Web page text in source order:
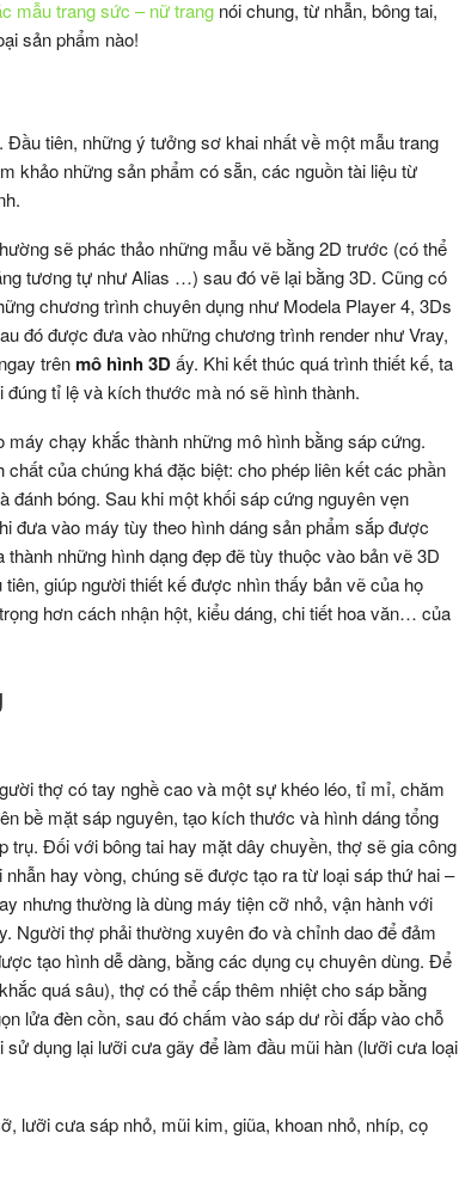
mẫu trang sức – nữ trang nói chung, từ nhẫn, bông tai,
sản phẩm nào!
. Đầu tiên, những ý tưởng sơ khai nhất về một mẫu trang
khảo những sản phẩm có sẵn, các nguồn tài liệu từ
sẽ phác thảo những mẫu vẽ bằng 2D trước (có thể
tương tự như Alias …) sau đó vẽ lại bằng 3D. Cũng có
chương trình chuyên dụng như Modela Player 4, 3Ds
đó được đưa vào những chương trình render như Vray,
trênmô hình 3Dấy. Khi kết thúc quá trình thiết kế, ta
đúng tỉ lệ và kích thước mà nó sẽ hình thành.
chạy khắc thành những mô hình bằng sáp cứng.
của chúng khá đặc biệt: cho phép liên kết các phần
đánh bóng. Sau khi một khối sáp cứng nguyên vẹn
đưa vào máy tùy theo hình dáng sản phẩm sắp được
những hình dạng đẹp đẽ tùy thuộc vào bản vẽ 3D
giúp người thiết kế được nhìn thấy bản vẽ của họ
hơn cách nhận hột, kiểu dáng, chi tiết hoa văn… của
thợ có tay nghề cao và một sự khéo léo, tỉ mỉ, chăm
bề mặt sáp nguyên, tạo kích thước và hình dáng tổng
trụ. Đối với bông tai hay mặt dây chuyền, thợ sẽ gia công
hay vòng, chúng sẽ được tạo ra từ loại sáp thứ hai –
nhưng thường là dùng máy tiện cỡ nhỏ, vận hành với
Người thợ phải thường xuyên đo và chỉnh dao để đảm
tạo hình dễ dàng, bằng các dụng cụ chuyên dùng. Để
quá sâu), thợ có thể cấp thêm nhiệt cho sáp bằng
lửa đèn cồn, sau đó chấm vào sáp dư rồi đắp vào chỗ
dụng lại lưỡi cưa gãy để làm đầu mũi hàn (lưỡi cưa loại
lưỡi cưa sáp nhỏ, mũi kim, giũa, khoan nhỏ, nhíp, cọ